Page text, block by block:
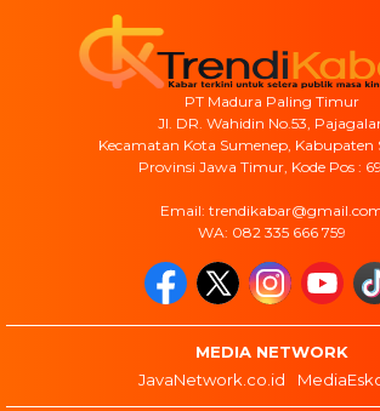
PT Madura Paling Timur
Jl. DR. Wahidin No.53,
Kecamatan Kota Sumenep, Kabupaten
Provinsi Jawa Timur, Kode Pos :
Email:
WA: 082 335 666 759
MEDIA NETWORK
JavaNetwork.co.id